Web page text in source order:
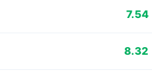
7.54
8.32